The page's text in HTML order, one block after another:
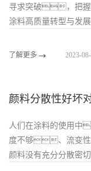
寻求突破，把握
涂料高质量转型与发
了解更多 2023-
颜料分散性好坏
人们在涂料的使用
度不够、流变性
颜料没有充分分散密切